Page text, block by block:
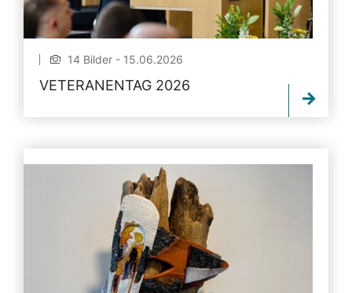
14 Bilder - 15.06.2026
VETERANENTAG 2026